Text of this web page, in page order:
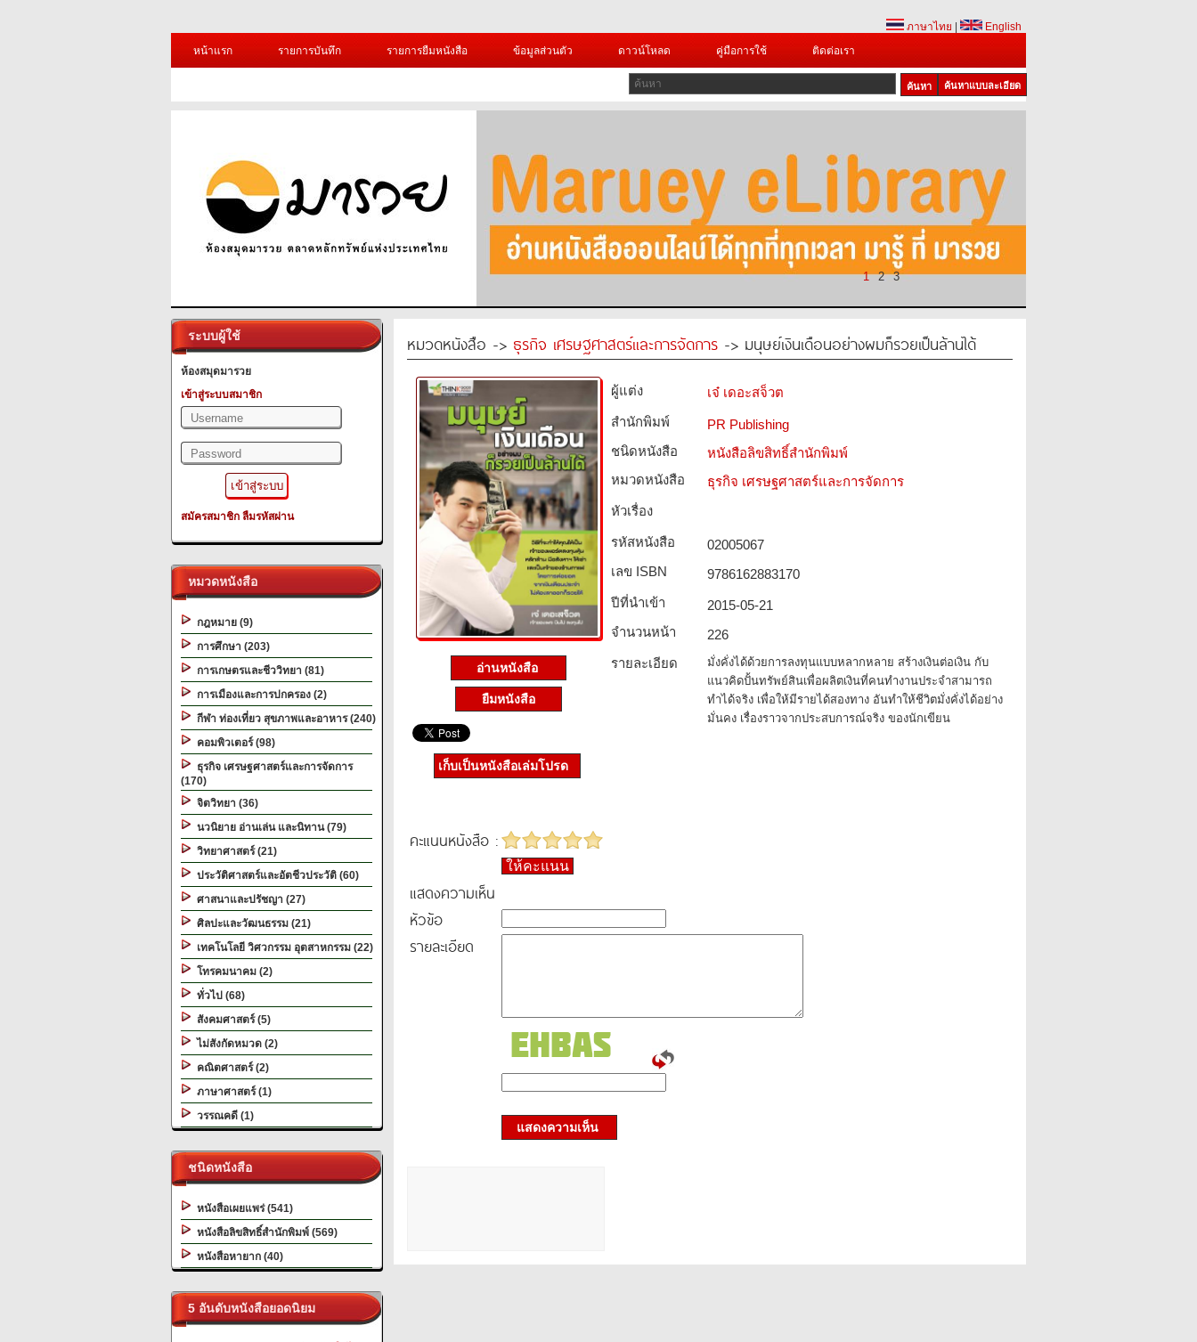
ภาษาไทย
English
หน้าแรก
รายการบันทึก รายการยืมหนังสือ ข้อมูลส่วนตัว ดาวน์โหลด คู่มือการใช้ ติดต่อเรา
ค้นหาแบบละเอียด
1 2 3
ระบบผู้ใช้
ห้องสมุดมารวย
เข้าสู่ระบบสมาชิก
สมัครสมาชิก ลืมรหัสผ่าน
หมวดหนังสือ
กฎหมาย (9)
การศึกษา (203)
การเกษตรและชีววิทยา (81)
การเมืองและการปกครอง (2)
กีฬา ท่องเที่ยว สุขภาพและอาหาร (240)
คอมพิวเตอร์ (98)
ธุรกิจ เศรษฐศาสตร์และการจัดการ
(170)
จิตวิทยา (36)
นวนิยาย อ่านเล่น และนิทาน (79)
วิทยาศาสตร์ (21)
ประวัติศาสตร์และอัตชีวประวัติ (60)
ศาสนาและปรัชญา (27)
ศิลปะและวัฒนธรรม (21)
เทคโนโลยี วิศวกรรม อุตสาหกรรม (22)
โทรคมนาคม (2)
ทั่วไป (68)
สังคมศาสตร์ (5)
ไม่สังกัดหมวด (2)
คณิตศาสตร์ (2)
ภาษาศาสตร์ (1)
วรรณคดี (1)
ชนิดหนังสือ
หนังสือเผยแพร่ (541)
หนังสือลิขสิทธิ์สำนักพิมพ์ (569)
หนังสือหายาก (40)
5 อันดับหนังสือยอดนิยม
หมวดหนังสือ -> ธุรกิจ เศรษฐศาสตร์และการจัดการ -> มนุษย์เงินเดือนอย่างผมก็รวยเป็นล้านได้
อ่านหนังสือ
ยืมหนังสือ
ผู้แต่ง
เจ๋ เดอะสจ็วต
สำนักพิมพ์
PR Publishing
ชนิดหนังสือ­
หนังสือลิขสิทธิ์สำนักพิมพ์
หมวดหนังสือ­
ธุรกิจ เศรษฐศาสตร์และการจัดการ
หัวเรื่อง
รหัสหนังสือ­
02005067
เลข ISBN
9786162883170
ปีที่นำเข้า
2015-05-21
จำนวนหน้า
226
รายละเอียด
มั่งคั่งได้ด้วยการลงทุนแบบหลากหลาย สร้างเงินต่อเงิน กับ
แนวคิดปั้นทรัพย์สินเพื่อผลิตเงินที่คนทำงานประจำสามารถ
ทำได้จริง เพื่อให้มีรายได้สองทาง อันทำให้ชีวิตมั่งคั่งได้อย่าง
มั่นคง เรื่องราวจากประสบการณ์จริง ของนักเขียน
เก็บเป็นหนังสือเล่มโปรด
คะแนนหนังสือ :
ให้คะแนน
แสดงความเห็น
หัวข้อ
รายละเอียด
แสดงความเห็น